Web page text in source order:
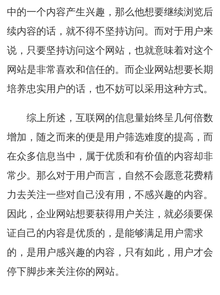
中的一个内容产生兴趣，那么他想要继续浏览后
续内容的话，就不得不坚持访问。而对于用户来
说，只要坚持访问这个网站，也就意味着对这个
网站是非常喜欢和信任的。而企业网站想要长期
培养忠实用户的话，也不妨可以采用这种方式。
综上所述，互联网的信息量始终呈几何倍数
增加，随之而来的便是用户筛选难度的提高，而
在众多信息当中，属于优质和有价值的内容却非
常少。那么对于用户而言，自然不会愿意花费精
力去关注一些对自己没有用，不感兴趣的内容。
因此，企业网站想要获得用户关注，就必须要保
证自己的内容是优质的，是能够满足用户需求
的，是用户感兴趣的内容，只有如此，用户才会
停下脚步来关注你的网站。